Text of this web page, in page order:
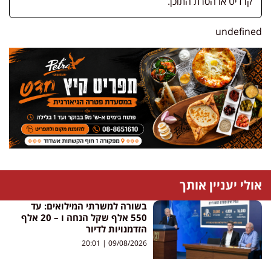
undefined
אולי יעניין אותך
בשורה למשרתי המילואים: עד
550 אלף שקל הנחה ו – 20 אלף
הזדמנויות לדיור
09/08/2026